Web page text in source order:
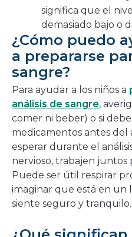
significa que el
demasiado bajo o
¿Cómo puedo
a prepararse
sangre?
Para ayudar a los niños a
análisis de sangre,
comer ni beber) o si
medicamentos antes del
esperar durante el
nervioso, trabajen juntos
Puede ser útil respirar
imaginar que está en un
siente seguro y tranquilo.